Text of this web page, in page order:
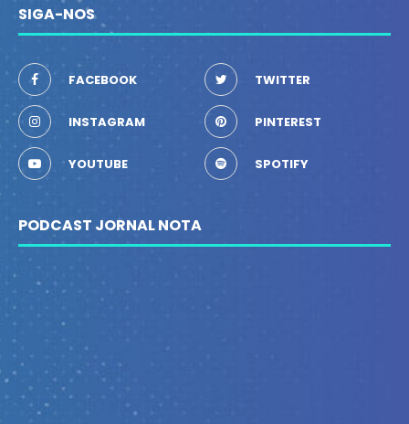
SIGA-NOS
FACEBOOK TWITTER
INSTAGRAM PINTEREST
YOUTUBE SPOTIFY
PODCAST JORNAL NOTA